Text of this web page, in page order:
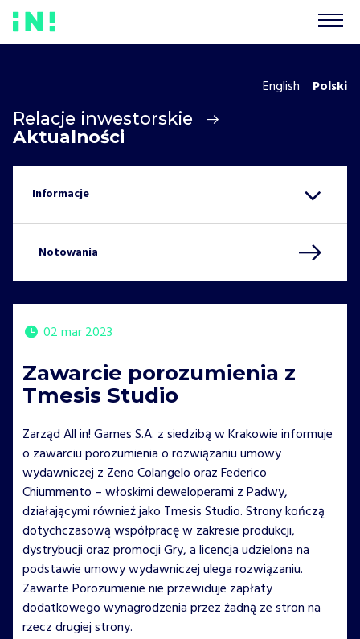
Relacje inwestorskie
Aktualności
English Polski
Notowania
02 mar 2023
Zawarcie porozumienia z
Tmesis Studio
Zarząd All in! Games S.A. z siedzibą w Krakowie informuje
o zawarciu porozumienia o rozwiązaniu umowy
wydawniczej z Zeno Colangelo oraz Federico
Chiummento – włoskimi deweloperami z Padwy,
działającymi również jako Tmesis Studio. Strony kończą
dotychczasową współpracę w zakresie produkcji,
dystrybucji oraz promocji Gry, a licencja udzielona na
podstawie umowy wydawniczej ulega rozwiązaniu.
Zawarte Porozumienie nie przewiduje zapłaty
dodatkowego wynagrodzenia przez żadną ze stron na
rzecz drugiej strony.